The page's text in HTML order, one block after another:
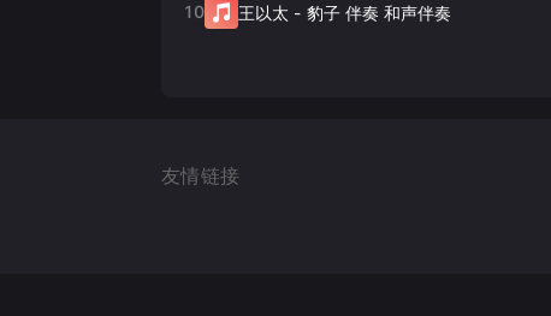
10 王以太 - 豹子 伴奏 和声伴奏
友情链接